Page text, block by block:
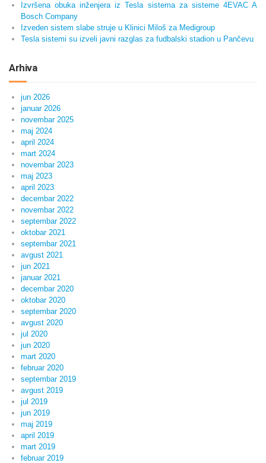
Izvršena obuka inženjera iz Tesla sistema za sisteme 4EVAC A
Bosch Company
Izveden sistem slabe struje u Klinici Miloš za Medigroup
Tesla sistemi su izveli javni razglas za fudbalski stadion u Pančevu
Arhiva
jun 2026
januar 2026
novembar 2025
maj 2024
april 2024
mart 2024
novembar 2023
maj 2023
april 2023
decembar 2022
novembar 2022
septembar 2022
oktobar 2021
septembar 2021
avgust 2021
jun 2021
januar 2021
decembar 2020
oktobar 2020
septembar 2020
avgust 2020
jul 2020
jun 2020
mart 2020
februar 2020
septembar 2019
avgust 2019
jul 2019
jun 2019
maj 2019
april 2019
mart 2019
februar 2019